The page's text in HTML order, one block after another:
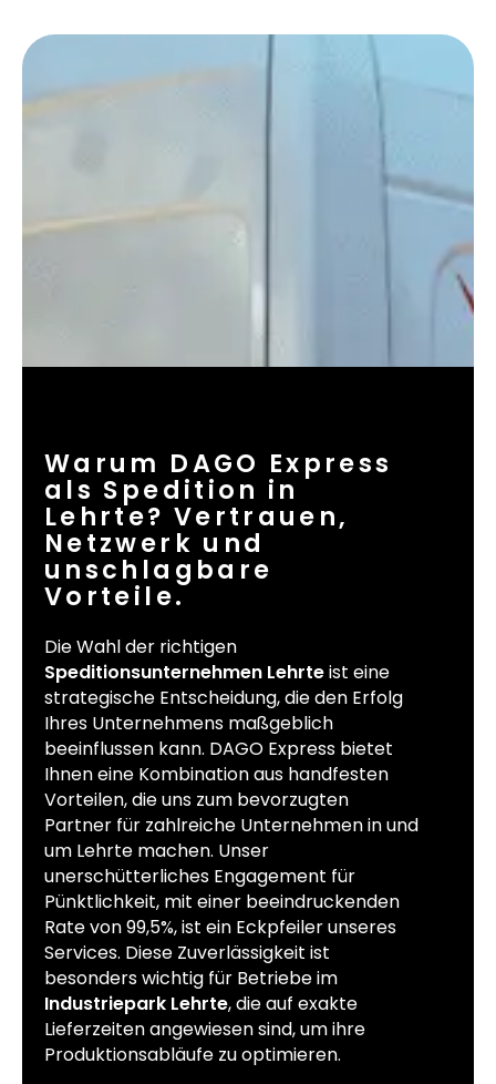
Warum DAGO Express
als Spedition in
Lehrte? Vertrauen,
Netzwerk und
unschlagbare
Vorteile.
Die Wahl der richtigen
Speditionsunternehmen Lehrteist eine
strategische Entscheidung, die den Erfolg
Ihres Unternehmens maßgeblich
beeinflussen kann. DAGO Express bietet
Ihnen eine Kombination aus handfesten
Vorteilen, die uns zum bevorzugten
Partner für zahlreiche Unternehmen in und
um Lehrte machen. Unser
unerschütterliches Engagement für
Pünktlichkeit, mit einer beeindruckenden
Rate von 99,5%, ist ein Eckpfeiler unseres
Services. Diese Zuverlässigkeit ist
besonders wichtig für Betriebe im
Industriepark Lehrte, die auf exakte
Lieferzeiten angewiesen sind, um ihre
Produktionsabläufe zu optimieren.